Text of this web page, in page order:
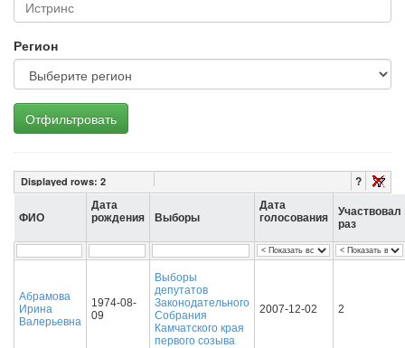
Регион
Отфильтровать
Displayed rows: 2 ?
ФИО
Дата
рождения
Выборы
Дата
голосования
Участвовал
раз
Абрамова
Ирина
Валерьевна
1974-08-
09
Выборы
депутатов
Законодательного
Собрания
Камчатского края
первого созыва
2007-12-02 2